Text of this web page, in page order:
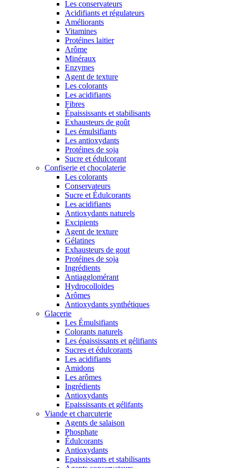
Les conservateurs
Acidifiants et régulateurs
Améliorants
Vitamines
Protéines laitier
Arôme
Minéraux
Enzymes
Agent de texture
Les colorants
Les acidifiants
Fibres
Épaississants et stabilisants
Exhausteurs de goût
Les émulsifiants
Les antioxydants
Protéines de soja
Sucre et édulcorant
Confiserie et chocolaterie
Les colorants
Conservateurs
Sucre et Édulcorants
Les acidifiants
Antioxydants naturels
Excipients
Agent de texture
Gélatines
Exhausteurs de gout
Protéines de soja
Ingrédients
Antiagglomérant
Hydrocolloïdes
Arômes
Antioxydants synthétiques
Glacerie
Les Émulsifiants
Colorants naturels
Les épaississants et gélifiants
Sucres et édulcorants
Les acidifiants
Amidons
Les arômes
Ingrédients
Antioxydants
Epaississants et gélifants
Viande et charcuterie
Agents de salaison
Phosphate
Édulcorants
Antioxydants
Epaississants et stabilisants